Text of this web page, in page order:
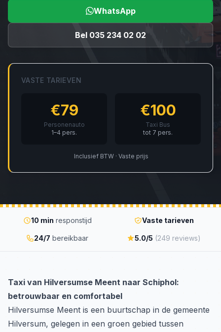
WhatsApp
Bel 035 234 02 02
VASTE TARIEVEN
€79
Personenauto
1–4 pers.
€100
Taxi Bus
tot 7 pers.
Inclusief BTW · Vaste prijs
10 min responstijd Vaste tarieven
24/7 bereikbaar 5.0/5 (249 reviews)
Taxi van Hilversumse Meent naar Schiphol:
betrouwbaar en comfortabel
Hilversumse Meent is een buurtschap in de gemeente
Hilversum, gelegen in een groen gebied tussen